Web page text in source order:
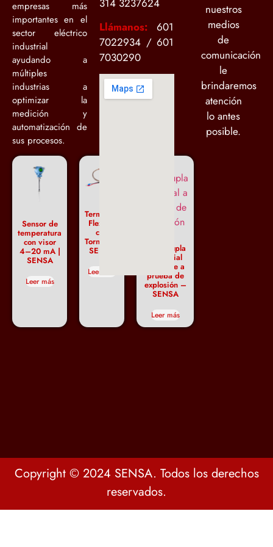
empresas más
importantes en el
sector eléctrico
industrial
ayudando a
múltiples
industrias a
optimizar la
medición y
automatización de
sus procesos.
Sensor de
temperatura
con visor
4–20 mA |
SENSA
Leer más
Termopar
Flexible
con
Tornillo –
SENSA
Leer más
Termocupla
industrial
cabezote a
prueba de
explosión –
SENSA
Leer más
Llámanos:601
7022934 / 601
7030290
nuestros
medios
de
comunicación
le
brindaremos
atención
lo antes
posible.
Copyright © 2024 SENSA. Todos los derechos
reservados.